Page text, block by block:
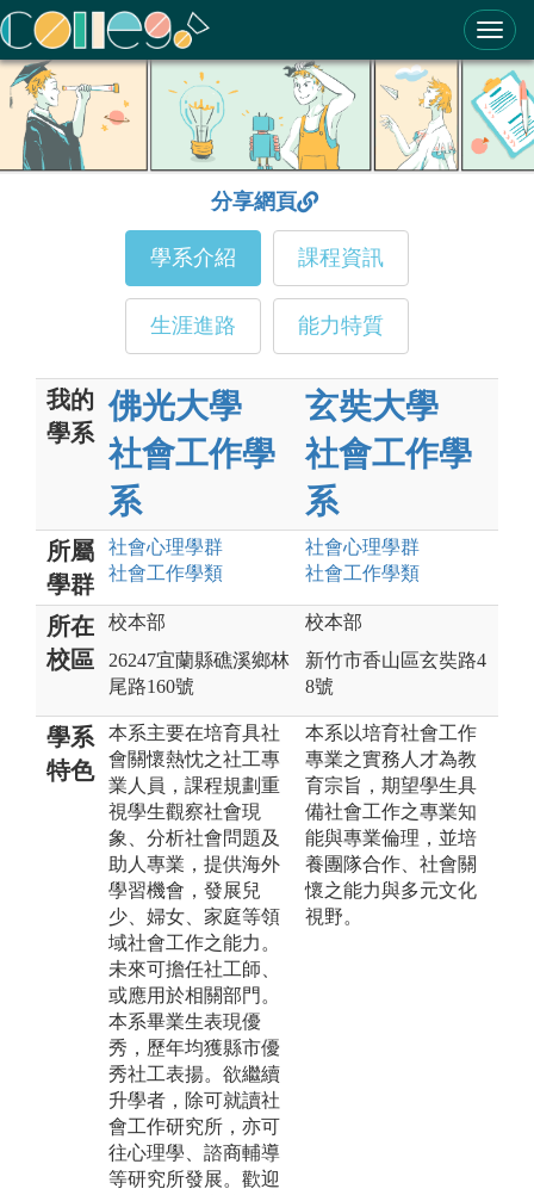
ColleGo! 大學選才與高中育才輔助系統
分享網頁
學系介紹 課程資訊
生涯進路 能力特質
我的
學系
佛光大學
社會工作學
系
玄奘大學
社會工作學
系
所屬
學群
社會心理學群
社會工作學類
社會心理學群
社會工作學類
所在
校區
校本部
26247宜蘭縣礁溪鄉林
尾路160號
校本部
新竹市香山區玄奘路4
8號
學系
特色
本系主要在培育具社
會關懷熱忱之社工專
業人員，課程規劃重
視學生觀察社會現
象、分析社會問題及
助人專業，提供海外
學習機會，發展兒
少、婦女、家庭等領
域社會工作之能力。
未來可擔任社工師、
或應用於相關部門。
本系畢業生表現優
秀，歷年均獲縣市優
秀社工表揚。欲繼續
升學者，除可就讀社
會工作研究所，亦可
往心理學、諮商輔導
等研究所發展。歡迎
本系以培育社會工作
專業之實務人才為教
育宗旨，期望學生具
備社會工作之專業知
能與專業倫理，並培
養團隊合作、社會關
懷之能力與多元文化
視野。